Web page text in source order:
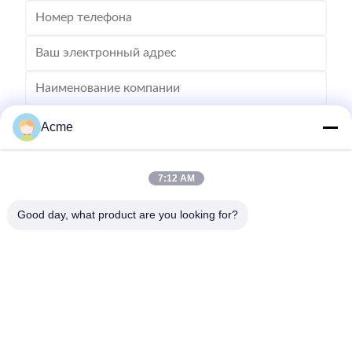
Отправьте
Acme
7:12 AM
Good day, what product are you looking for?